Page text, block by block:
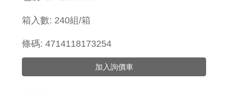
箱入數: 240組/箱
條碼: 4714118173254
加入詢價車